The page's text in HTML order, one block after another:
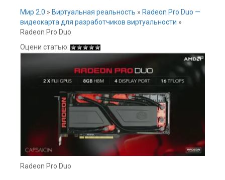
Мир 2.0 » Виртуальная реальность » Radeon Pro Duo —
видеокарта для разработчиков виртуальности »
Radeon Pro Duo
Оцени статью:
Radeon Pro Duo